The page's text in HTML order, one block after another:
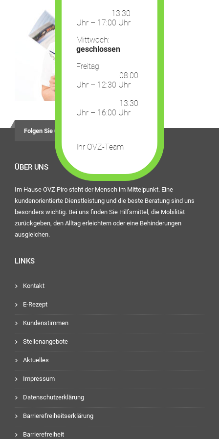
Folgen Sie uns auf
ÜBER UNS
Im Hause OVZ Piro steht der Mensch im Mittelpunkt. Eine
kundenorientierte Dienstleistung und die beste Beratung sind uns
besonders wichtig. Bei uns finden Sie Hilfsmittel, die Mobilität
zurückgeben, den Alltag erleichtern oder eine Behinderungen
ausgleichen.
LINKS
Kontakt
E-Rezept
Kundenstimmen
Stellenangebote
Aktuelles
Impressum
Datenschutzerklärung
Barrierefreiheitserklärung
Barrierefreiheit
13:30
Uhr – 17:00 Uhr
Mittwoch:
geschlossen
Freitag:
08:00
Uhr – 12:30 Uhr
13:30
Uhr – 16:00 Uhr
Ihr OVZ-Team